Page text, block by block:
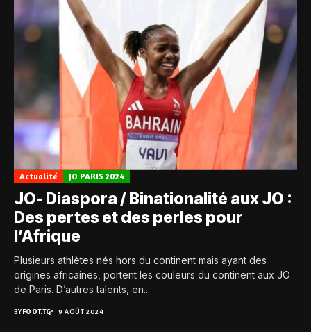
Actualité JO PARIS 2024
JO- Diaspora / Binationalité aux JO :
Des pertes et des perles pour
l’Afrique
Plusieurs athlètes nés hors du continent mais ayant des
origines africaines, portent les couleurs du continent aux JO
de Paris. D’autres talents, en...
BYFOOT.TG 9 AOÛT 2024